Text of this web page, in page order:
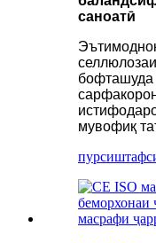
саноатӣ
бофташуда
мувофиқ
пурсиш